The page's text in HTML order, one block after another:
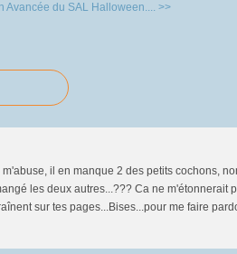
Avancée du SAL Halloween.... >>
il en manque 2 des petits cochons,
les deux autres...??? Ca ne m'étonnerait
sur tes pages...Bises...pour me faire